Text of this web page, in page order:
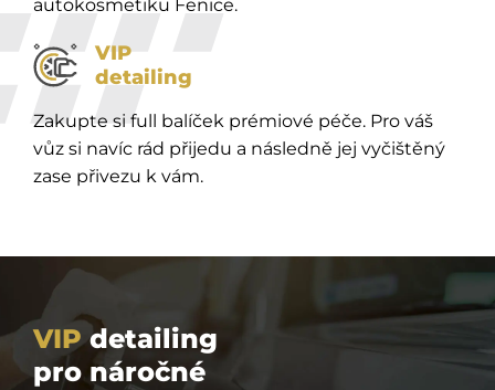
autokosmetiku Fenice.
VIP
detailing
Zakupte si full balíček prémiové péče. Pro váš
vůz si navíc rád přijedu a následně jej vyčištěný
zase přivezu k vám.
VIPdetailing
pro náročné